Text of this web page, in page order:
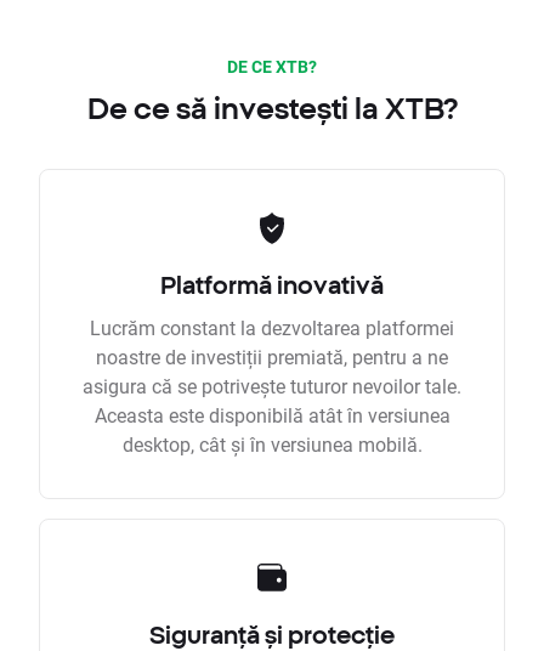
DE CE XTB?
De ce să investești la XTB?
Platformă inovativă
Lucrăm constant la dezvoltarea platformei
noastre de investiții premiată, pentru a ne
asigura că se potrivește tuturor nevoilor tale.
Aceasta este disponibilă atât în versiunea
desktop, cât și în versiunea mobilă.
Siguranță și protecție